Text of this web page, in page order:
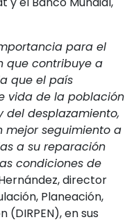
para el
que contribuye a
que el país
vida de la población
desplazamiento,
mejor seguimiento a
a su reparación
condiciones de
director
Planeación,
(DIRPEN), en sus